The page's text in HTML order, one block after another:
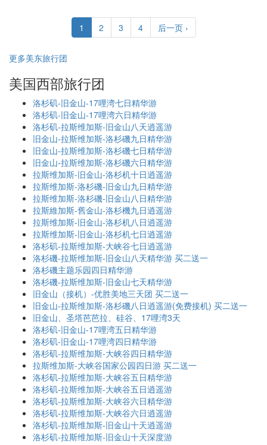
1 2 3 4 后一页 ›
更多美东旅行团
美国西部旅行团
洛杉矶-旧金山-17哩湾七日精华游
洛杉矶-旧金山-17哩湾六日精华游
洛杉矶-拉斯维加斯-旧金山八天逍遥游
旧金山-拉斯维加斯-洛杉磯九日精华游
旧金山-拉斯维加斯-洛杉磯七日精华游
旧金山-拉斯维加斯-洛杉磯六日精华游
拉斯维加斯-旧金山-洛杉机十日逍遥游
拉斯维加斯-洛杉磯-旧金山九日精华游
拉斯维加斯-洛杉磯-旧金山八日精华游
拉斯維加斯-舊金山-洛杉機九日逍遥游
拉斯维加斯-旧金山-洛杉机八日逍遥游
拉斯维加斯-旧金山-洛杉机七日逍遥游
洛杉矶-拉斯维加斯-大峡谷七日逍遥游
洛杉磯-拉斯维加斯-旧金山八天精华游 买二送一
洛杉磯主题乐园四日精华游
洛杉磯-拉斯维加斯-旧金山七天精华游
旧金山（接机）-优胜美地三天团 买二送一
旧金山-拉斯维加斯-洛杉磯八日逍遥游(免费接机) 买二送一
旧金山、圣塔芭芭拉、硅谷、17哩湾3天
洛杉矶-旧金山-17哩湾五日精华游
洛杉矶-旧金山-17哩湾四日精华游
洛杉矶-拉斯维加斯-大峡谷四日精华游
拉斯维加斯-大峡谷国家公园四日游 买二送一
洛杉矶-拉斯维加斯-大峡谷五日精华游
洛杉矶-拉斯维加斯-大峡谷五日逍遥游
洛杉矶-拉斯维加斯-大峡谷六日精华游
洛杉矶-拉斯维加斯-大峡谷六日逍遥游
洛杉矶-拉斯维加斯-旧金山十天逍遥游
洛杉矶-拉斯维加斯-旧金山十天深度游